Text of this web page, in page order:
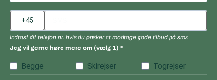
Indtast dit telefon nr. hvis du ønsker at modtage gode tilbud på sms
Jeg vil gerne høre mere om (vælg 1)
Begge Skirejser Togrejser